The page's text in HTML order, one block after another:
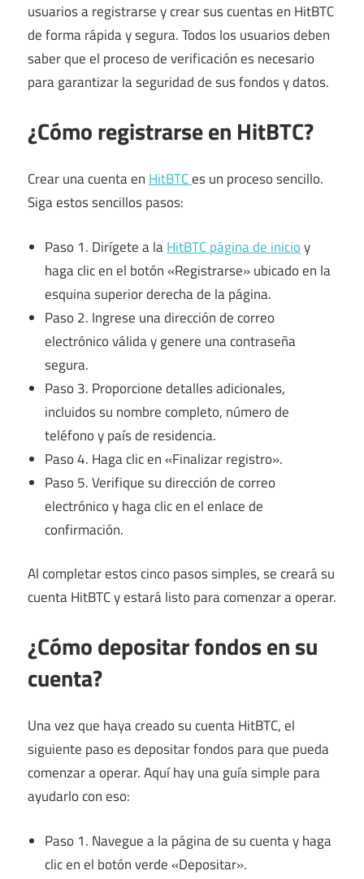
usuarios a registrarse y crear sus cuentas en HitBTC
de forma rápida y segura. Todos los usuarios deben
saber que el proceso de verificación es necesario
para garantizar la seguridad de sus fondos y datos.
¿Cómo registrarse en HitBTC?
Crear una cuenta en HitBTCes un proceso sencillo.
Siga estos sencillos pasos:
Paso 1. Dirígete a laHitBTC página de inicioy
haga clic en el botón «Registrarse» ubicado en la
esquina superior derecha de la página.
Paso 2. Ingrese una dirección de correo
electrónico válida y genere una contraseña
segura.
Paso 3. Proporcione detalles adicionales,
incluidos su nombre completo, número de
teléfono y país de residencia.
Paso 4. Haga clic en «Finalizar registro».
Paso 5. Verifique su dirección de correo
electrónico y haga clic en el enlace de
confirmación.
Al completar estos cinco pasos simples, se creará su
cuenta HitBTC y estará listo para comenzar a operar.
¿Cómo depositar fondos en su
cuenta?
Una vez que haya creado su cuenta HitBTC, el
siguiente paso es depositar fondos para que pueda
comenzar a operar. Aquí hay una guía simple para
ayudarlo con eso:
Paso 1. Navegue a la página de su cuenta y haga
clic en el botón verde «Depositar».